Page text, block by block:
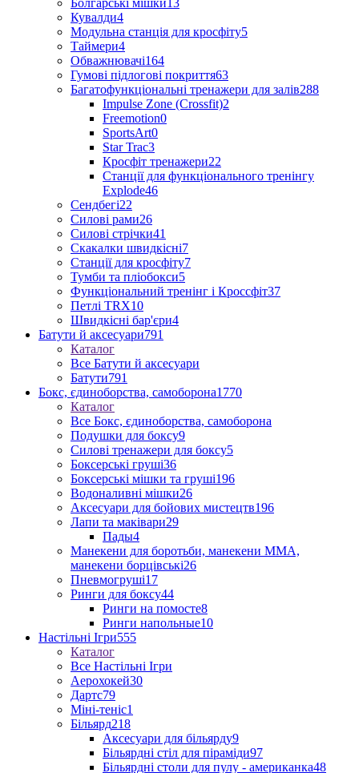
Болгарські мішки13
Кувалди4
Модульна станція для кросфіту5
Таймери4
Обважнювачі164
Гумові підлогові покриття63
Багатофункціональні тренажери для залів288
Impulse Zone (Crossfit)2
Freemotion0
SportsArt0
Star Trac3
Кросфіт тренажери22
Станції для функціонального тренінгу
Explode46
Сендбегі22
Силові рами26
Силові стрічки41
Скакалки швидкісні7
Станції для кросфіту7
Тумби та пліобокси5
Функціональний тренінг і Кроссфіт37
Петлі TRX10
Швидкісні бар'єри4
Батути й аксесуари791
Каталог
Все Батути й аксесуари
Батути791
Бокс, єдиноборства, самоборона1770
Каталог
Все Бокс, єдиноборства, самоборона
Подушки для боксу9
Силові тренажери для боксу5
Боксерські груші36
Боксерські мішки та груші196
Водоналивні мішки26
Аксесуари для бойових мистецтв196
Лапи та маківари29
Пады4
Манекени для боротьби, манекени ММА,
манекени борцівські26
Пневмогруші17
Ринги для боксу44
Ринги на помосте8
Ринги напольные10
Настільні Ігри555
Каталог
Все Настільні Ігри
Аерохокей30
Дартс79
Міні-теніс1
Більярд218
Аксесуари для більярду9
Більярдні стіл для піраміди97
Більярдні столи для пулу - американка48